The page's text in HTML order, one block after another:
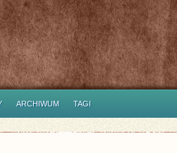
ARCHIWUM TAGI